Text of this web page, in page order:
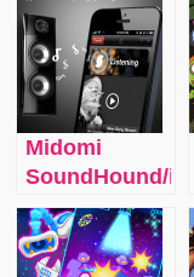
Midomi
SoundHound/
圧倒的な早さ
の音楽認識。
スピーカーか